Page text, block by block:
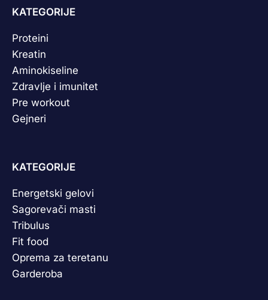
KATEGORIJE
Proteini
Kreatin
Aminokiseline
Zdravlje i imunitet
Pre workout
Gejneri
KATEGORIJE
Energetski gelovi
Sagorevači masti
Tribulus
Fit food
Oprema za teretanu
Garderoba